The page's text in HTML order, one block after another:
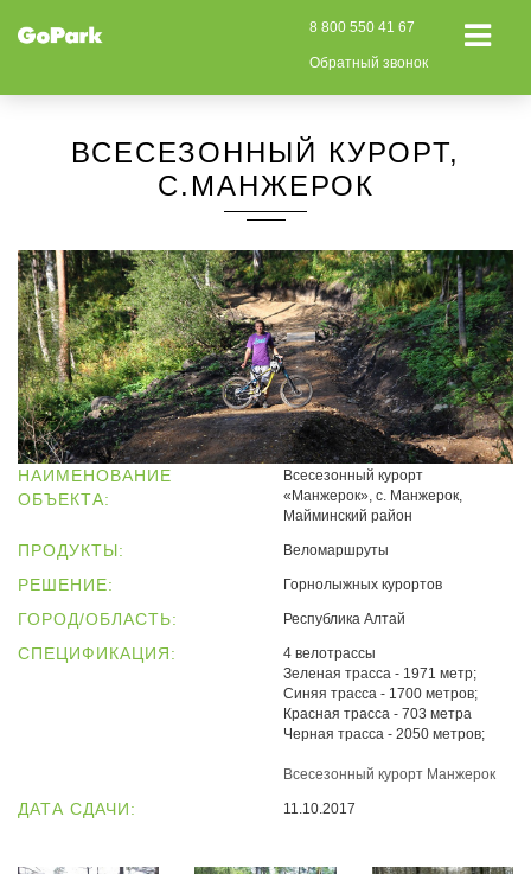
8 800 550 41 67
Обратный звонок
ВСЕСЕЗОННЫЙ КУРОРТ,
С.МАНЖЕРОК
НАИМЕНОВАНИЕ
ОБЪЕКТА:
Всесезонный курорт
«Манжерок», с. Манжерок,
Майминский район
ПРОДУКТЫ: Веломаршруты
РЕШЕНИЕ: Горнолыжных курортов
ГОРОД/ОБЛАСТЬ: Республика Алтай
СПЕЦИФИКАЦИЯ:
4 велотрассы
Зеленая трасса - 1971 метр;
Синяя трасса - 1700 метров;
Красная трасса - 703 метра
Черная трасса - 2050 метров;
Всесезонный курорт Манжерок
ДАТА СДАЧИ: 11.10.2017